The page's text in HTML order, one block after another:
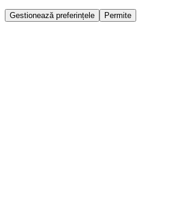
Gestionează preferințele Permite